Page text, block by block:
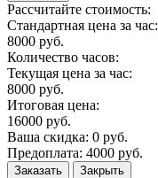
Рассчитайте стоимость:
Стандартная цена за час:
8000 руб.
Количество часов:
Текущая цена за час:
8000 руб.
Итоговая цена:
16000 руб.
Ваша скидка: 0 руб.
Предоплата: 4000 руб.
Заказать Закрыть